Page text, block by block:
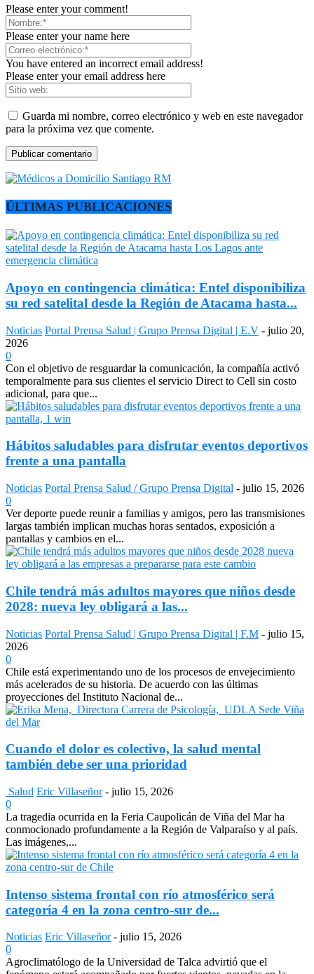
Please enter your comment!
Please enter your name here
You have entered an incorrect email address!
Please enter your email address here
Guarda mi nombre, correo electrónico y web en este navegador
para la próxima vez que comente.
ÚLTIMAS PUBLICACIONES
Apoyo en contingencia climática: Entel disponibiliza
su red satelital desde la Región de Atacama hasta...
Noticias Portal Prensa Salud | Grupo Prensa Digital | E.V - julio 20,
2026
0
Con el objetivo de resguardar la comunicación, la compañía activó
temporalmente para sus clientes el servicio Direct to Cell sin costo
adicional, para que...
Hábitos saludables para disfrutar eventos deportivos
frente a una pantalla
Noticias Portal Prensa Salud / Grupo Prensa Digital - julio 15, 2026
0
Ver deporte puede reunir a familias y amigos, pero las transmisiones
largas también implican muchas horas sentados, exposición a
pantallas y cambios en el...
Chile tendrá más adultos mayores que niños desde
2028: nueva ley obligará a las...
Noticias Portal Prensa Salud | Grupo Prensa Digital | F.M - julio 15,
2026
0
Chile está experimentando uno de los procesos de envejecimiento
más acelerados de su historia. De acuerdo con las últimas
proyecciones del Instituto Nacional de...
Cuando el dolor es colectivo, la salud mental
también debe ser una prioridad
Salud Eric Villaseñor - julio 15, 2026
0
La tragedia ocurrida en la Feria Caupolicán de Viña del Mar ha
conmocionado profundamente a la Región de Valparaíso y al país.
Las imágenes,...
Intenso sistema frontal con río atmosférico será
categoría 4 en la zona centro-sur de...
Noticias Eric Villaseñor - julio 15, 2026
0
Agroclimatólogo de la Universidad de Talca advirtió que el